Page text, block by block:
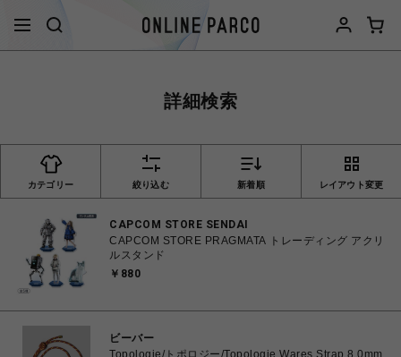
詳細検索
カテゴリー 絞り込む 新着順 レイアウト変更
CAPCOM STORE SENDAI
CAPCOM STORE PRAGMATA トレーディング アクリ
ルスタンド
￥880
ビーバー
Topologie/トポロジー/Topologie Wares Strap 8.0mm